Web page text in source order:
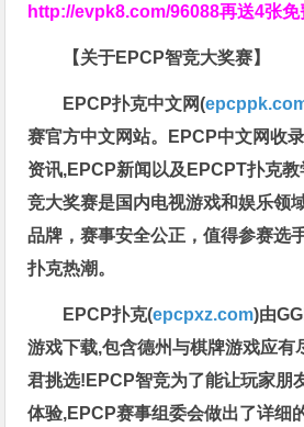
http://evpk8.com/96088再送4张免
【关于EPCP智竞大奖赛】
EPCP扑克中文网(
赛官方中文网站。EPCP中文网收
资讯,EPCP新闻以及EPCPT扑克
竞大奖赛是国内电视游戏和娱乐领
品牌，赛事安全公正，值得参赛选
扑克热潮。
EPCP扑克(epcpxz.com)由
游戏下载,包含德州与棋牌游戏应有
君挑选!EPCP智竞为了能让玩家朋
体验,EPCP赛事组委会做出了详细